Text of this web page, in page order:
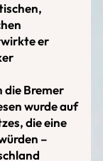
er
die Bremer
wurde auf
die eine
–